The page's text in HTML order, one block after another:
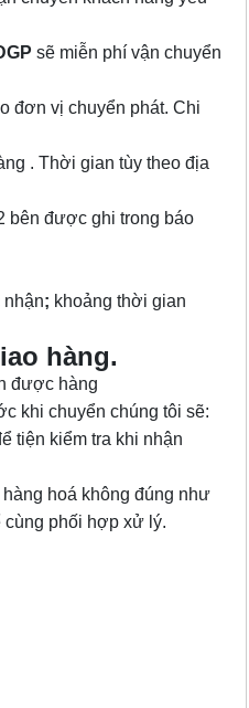
sẽ miễn phí vận chuyển
đơn vị chuyển phát. Chi
. Thời gian tùy theo địa
bên được ghi trong báo
nhận; khoảng thời gian
hàng.
được hàng
khi chuyển chúng tôi sẽ:
tiện kiểm tra khi nhận
hoá không đúng như
cùng phối hợp xử lý.